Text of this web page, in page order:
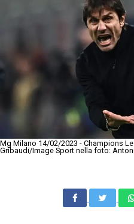
Mg Milano 14/02/2023 - Champions
Gribaudi/Image Sport nella foto: